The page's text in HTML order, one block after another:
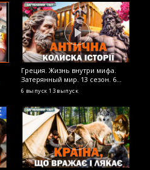
Греция. Жизнь внутри мифа.
Затерянный мир. 13 сезон. 6
выпуск
6 выпуск 13 выпуск